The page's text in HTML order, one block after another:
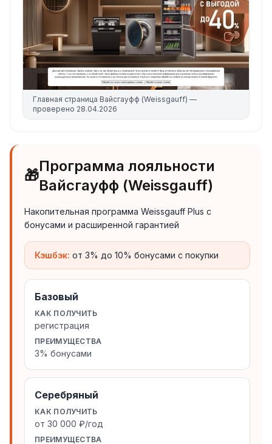
Главная страница Вайсгауфф (Weissgauff) —
проверено 28.04.2026
🎁
Программа лояльности
Вайсгауфф (Weissgauff)
Накопительная программа Weissgauff Plus с
бонусами и расширенной гарантией
Кэшбэк: от 3% до 10% бонусами с покупки
Базовый
КАК ПОЛУЧИТЬ
регистрация
ПРЕИМУЩЕСТВА
3% бонусами
Серебряный
КАК ПОЛУЧИТЬ
от 30 000 ₽/год
ПРЕИМУЩЕСТВА